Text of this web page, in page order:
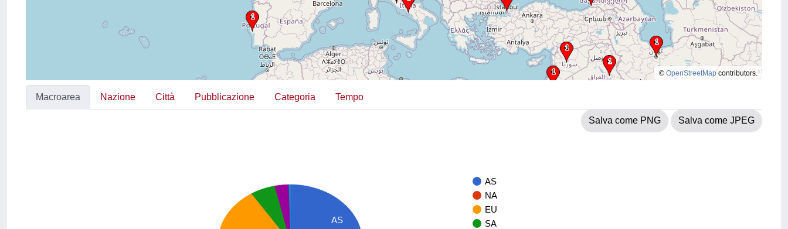
© OpenStreetMap contributors.
Macroarea Nazione Città Pubblicazione Categoria Tempo
Salva come PNG Salva come JPEG
AS
NA
EU
SA
AS